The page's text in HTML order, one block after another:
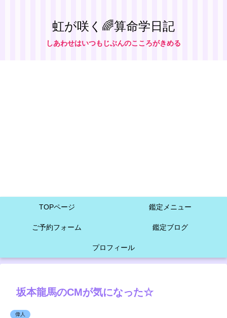
虹が咲く🌈算命学日記
しあわせはいつもじぶんのこころがきめる
TOPページ 鑑定メニュー
ご予約フォーム 鑑定ブログ
プロフィール
坂本龍馬のCMが気になった☆
偉人